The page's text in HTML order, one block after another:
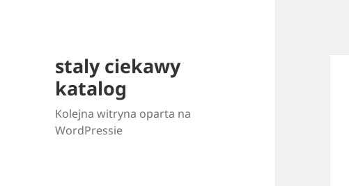
staly ciekawy
katalog
Kolejna witryna oparta na
WordPressie